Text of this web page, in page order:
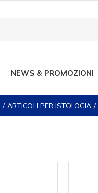
NEWS & PROMOZIONI
ARTICOLI PER ISTOLOGIA